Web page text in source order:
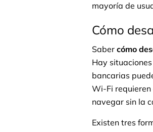
mayoría de
Cómo
Saber cómo
Hay
bancarias
Wi-Fi requieren
navegar sin la
Existen tres